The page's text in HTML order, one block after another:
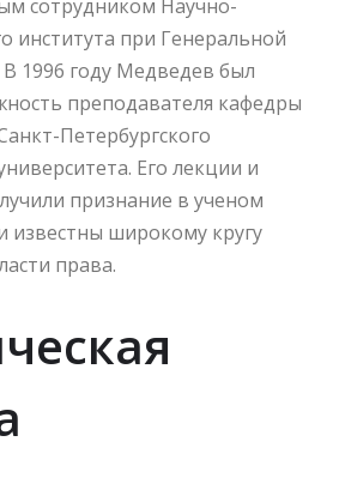
сотрудником Научно-
института при Генеральной
1996 году Медведев был
преподавателя кафедры
Петербургского
Его лекции и
признание в ученом
известны широкому кругу
права.